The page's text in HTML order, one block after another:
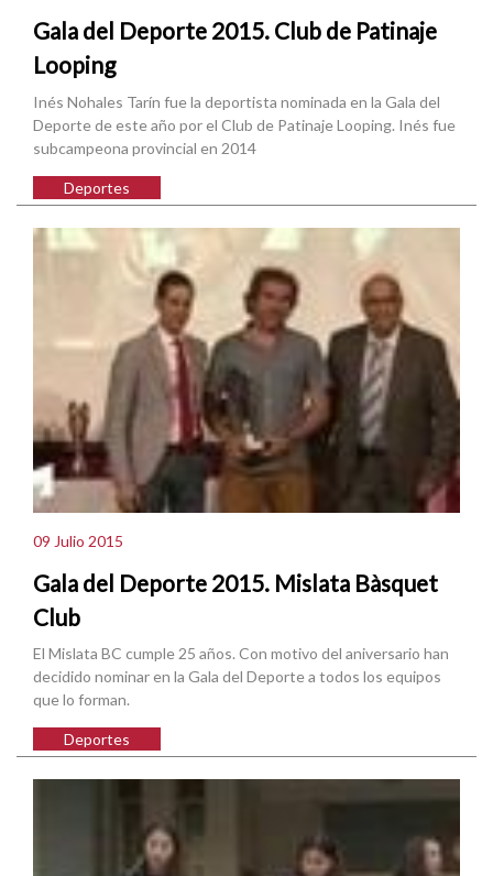
Gala del Deporte 2015. Club de Patinaje
Looping
Inés Nohales Tarín fue la deportista nominada en la Gala del
Deporte de este año por el Club de Patinaje Looping. Inés fue
subcampeona provincial en 2014
Deportes
09 Julio 2015
Gala del Deporte 2015. Mislata Bàsquet
Club
El Mislata BC cumple 25 años. Con motivo del aniversario han
decidido nominar en la Gala del Deporte a todos los equipos
que lo forman.
Deportes